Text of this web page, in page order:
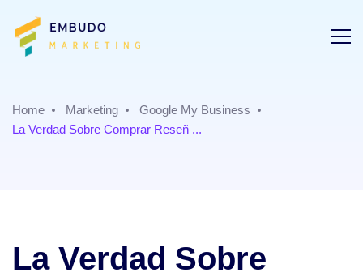
Home Marketing
Google My Business
La Verdad Sobre Comprar Reseñ ...
La Verdad Sobre